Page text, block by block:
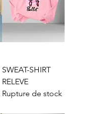
SWEAT-SHIRT
RELEVE
Rupture de stock